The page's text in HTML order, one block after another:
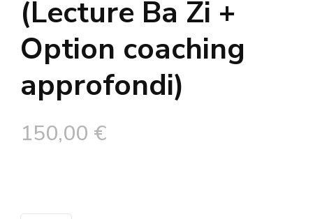
(Lecture Ba Zi +
Option coaching
approfondi)
150,00 €